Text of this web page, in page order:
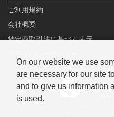
ご利用規約
会社概要
特定商取引法に基づく表示
On our website we use
are necessary for our site
and to give us information
is used.